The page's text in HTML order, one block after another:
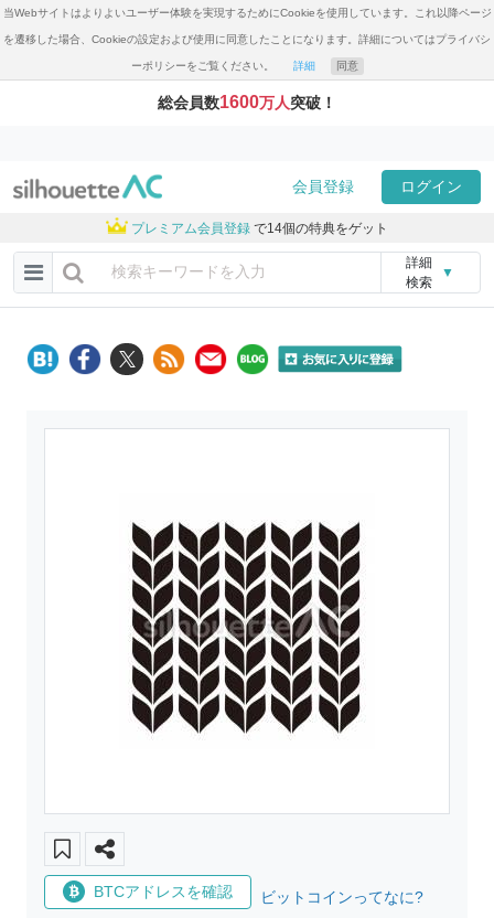
当Webサイトはよりよいユーザー体験を実現するためにCookieを使用しています。これ以降ページ
を遷移した場合、Cookieの設定および使用に同意したことになります。詳細についてはプライバシ
ーポリシーをご覧ください。 詳細 同意
総会員数1600万人突破！
会員登録 ログイン
プレミアム会員登録 で14個の特典をゲット
詳細
検索
▼
BTCアドレスを確認 ビットコインってなに?